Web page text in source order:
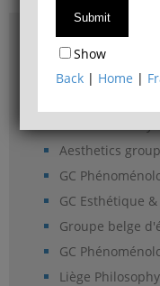
Access & maps
Philosophy
Aesthetics group
GC
GC Esthétique
Groupe belge
GC
Liège
Show
Back | Home |